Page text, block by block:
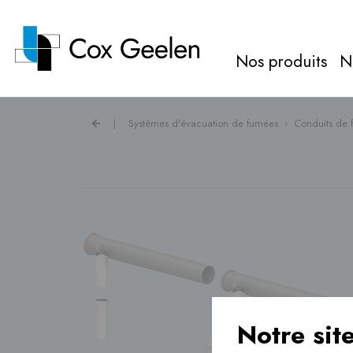
Nos produits
Ventilation ›
Chauffage au sol ›
| Systèmes d'évacuation de fumées › Conduits de
Notre